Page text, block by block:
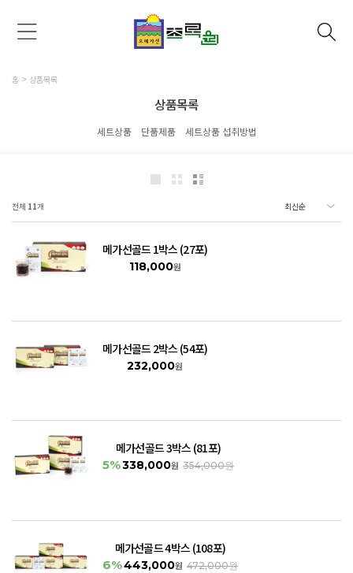
홈 상품목록
상품목록
세트상품 단품제품 세트상품 섭취방법
전체 11개
메가선골드 1박스 (27포)
118,000원
메가선골드 2박스 (54포)
232,000원
메가선골드 3박스 (81포)
5%338,000원 354,000원
메가선골드 4박스 (108포)
6%443,000원 472,000원